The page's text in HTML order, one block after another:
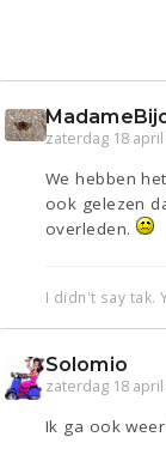
zaterdag 18 april
We hebben
ook gelezen
overleden.
I didn't say tak.
Solomio
zaterdag 18 april
Ik ga ook